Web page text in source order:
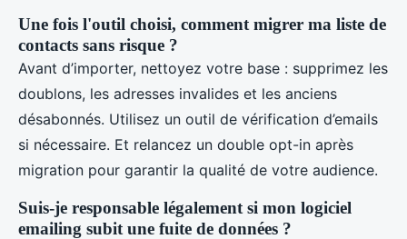
Une fois l'outil choisi, comment migrer ma liste de
contacts sans risque ?
Avant d’importer, nettoyez votre base : supprimez les
doublons, les adresses invalides et les anciens
désabonnés. Utilisez un outil de vérification d’emails
si nécessaire. Et relancez un double opt-in après
migration pour garantir la qualité de votre audience.
Suis-je responsable légalement si mon logiciel
emailing subit une fuite de données ?